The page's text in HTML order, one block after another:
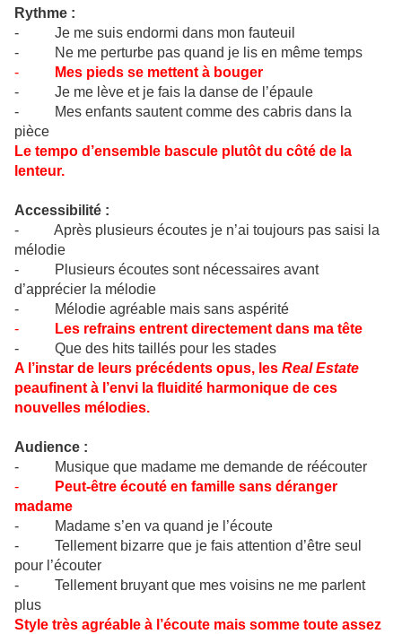
Rythme :
- Je me suis endormi dans mon fauteuil
- Ne me perturbe pas quand je lis en même temps
-
Mes pieds se mettent à bouger
- Je me lève et je fais la danse de l’épaule
- Mes enfants sautent comme des cabris dans la
pièce
Le tempo d’ensemble bascule plutôt du côté de la
lenteur.
Accessibilité :
- Après plusieurs écoutes je n’ai toujours pas saisi la
mélodie
- Plusieurs écoutes sont nécessaires avant
d’apprécier la mélodie
- Mélodie agréable mais sans aspérité
-
Les refrains entrent directement dans ma tête
- Que des hits taillés pour les stades
A l’instar de leurs précédents opus, les Real Estate
peaufinent à l’envi la fluidité harmonique de ces
nouvelles mélodies.
Audience :
- Musique que madame me demande de réécouter
-
Peut-être écouté en famille sans déranger
madame
- Madame s’en va quand je l’écoute
- Tellement bizarre que je fais attention d’être seul
pour l’écouter
- Tellement bruyant que mes voisins ne me parlent
plus
Style très agréable à l’écoute mais somme toute assez